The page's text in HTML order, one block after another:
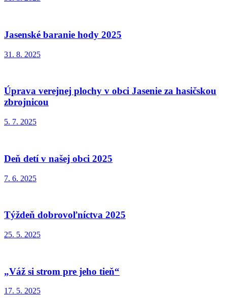
Jasenské baranie hody 2025
31. 8. 2025
Úprava verejnej plochy v obci Jasenie za hasičskou
zbrojnicou
5. 7. 2025
Deň detí v našej obci 2025
7. 6. 2025
Týždeň dobrovoľníctva 2025
25. 5. 2025
„Váž si strom pre jeho tieň“
17. 5. 2025